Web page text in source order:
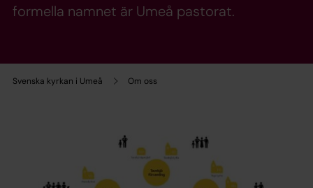
Svenska kyrkan i Umeå Om oss
formella namnet är Umeå pastorat.